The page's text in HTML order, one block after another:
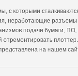
с которыми
неработающие
подачи бумаги,
плоттер.
на нашем